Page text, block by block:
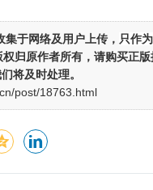
集于网络及用户上传， 只作
归原作者所有，请购买正
将及时处理。
post/18763.html